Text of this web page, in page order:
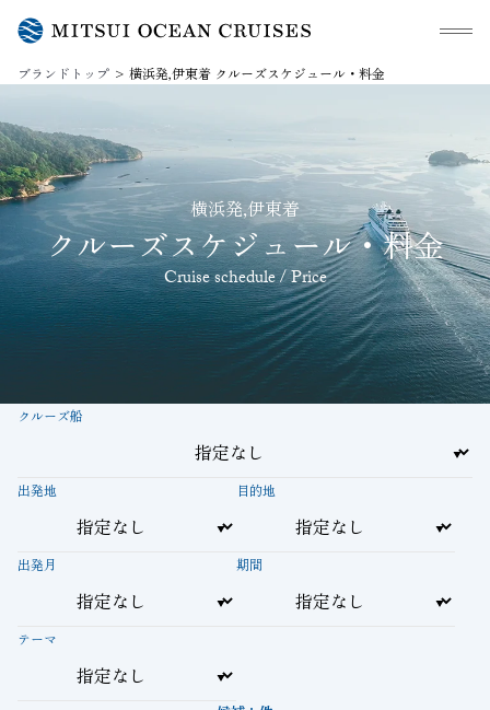
メニュ
ブランドトップ 横浜発,伊東着 クルーズスケジュール・料金
横浜発,伊東着
クルーズスケジュール・料金
Cruise schedule / Price
クルーズ船
出発地 目的地
出発月 期間
テーマ